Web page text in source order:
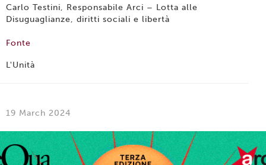
Carlo Testini, Responsabile Arci – Lotta alle
Disuguaglianze, diritti sociali e libertà
Fonte
L'Unità
19 March 2024